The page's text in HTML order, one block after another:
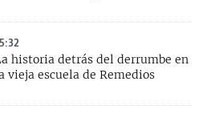
historia detrás del derrumbe en
vieja escuela de Remedios